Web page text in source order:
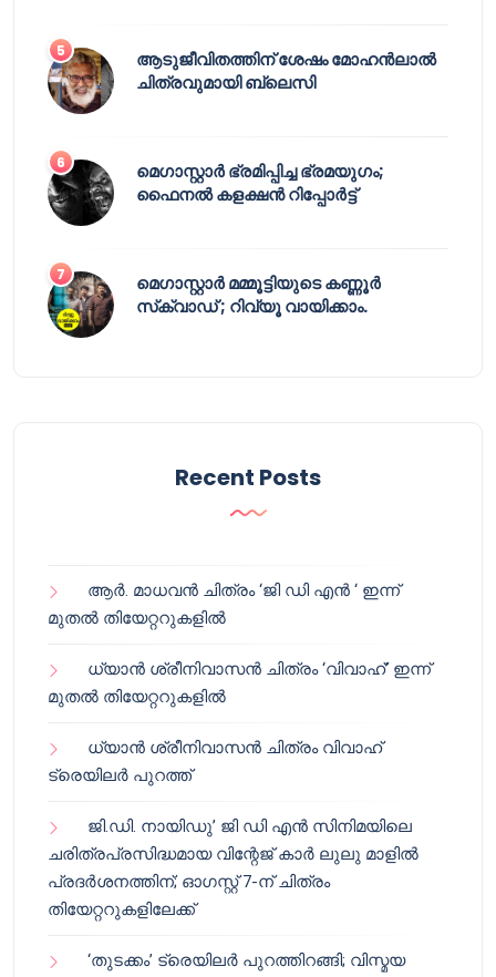
ആടുജീവിതത്തിന് ശേഷം മോഹൻലാൽ
ചിത്രവുമായി ബ്ലെസി
മെഗാസ്റ്റാർ ഭ്രമിപ്പിച്ച ഭ്രമയുഗം;
ഫൈനൽ കളക്ഷൻ റിപ്പോർട്ട്
മെഗാസ്റ്റാർ മമ്മൂട്ടിയുടെ കണ്ണൂർ
സ്‌ക്വാഡ് ; റിവ്യൂ വായിക്കാം.
Recent Posts
ആർ. മാധവൻ ചിത്രം ‘ജി ഡി എൻ ‘ ഇന്ന്
മുതൽ തിയേറ്ററുകളിൽ
ധ്യാൻ ശ്രീനിവാസൻ ചിത്രം ‘വിവാഹ്’ ഇന്ന്
മുതൽ തിയേറ്ററുകളിൽ
ധ്യാൻ ശ്രീനിവാസൻ ചിത്രം വിവാഹ്
ട്രെയിലർ പുറത്ത്
ജി.ഡി. നായിഡു’ ജി ഡി എൻ സിനിമയിലെ
ചരിത്രപ്രസിദ്ധമായ വിന്റേജ് കാർ ലുലു മാളിൽ
പ്രദർശനത്തിന്; ഓഗസ്റ്റ് 7-ന് ചിത്രം
തിയേറ്ററുകളിലേക്ക്
‘തുടക്കം’ ട്രെയിലർ പുറത്തിറങ്ങി; വിസ്മയ